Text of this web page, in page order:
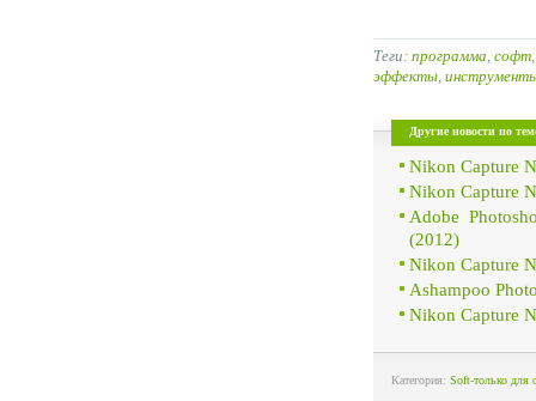
Теги: программа софт
эффекты
Другие новости по
Nikon Capture
Nikon Capture
Adobe
(2012)
Nikon Capture
Ashampoo
Nikon Capture
Категория: Soft-только для